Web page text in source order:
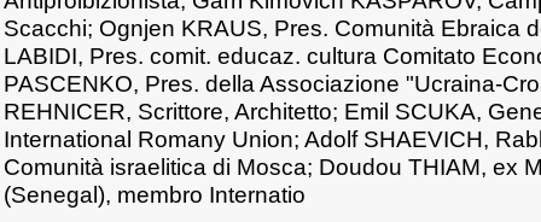
Scacchi; Ognjen KRAUS, Pres. Comunità Ebraica
LABIDI, Pres. comit. educaz. cultura Comitato
PASCENKO, Pres. della Associazione "Ucraina-
REHNICER, Scrittore, Architetto; Emil SCUKA,
International Romany Union; Adolf SHAEVICH,
Comunità israelitica di Mosca; Doudou THIAM, ex
(Senegal), membro Internatio